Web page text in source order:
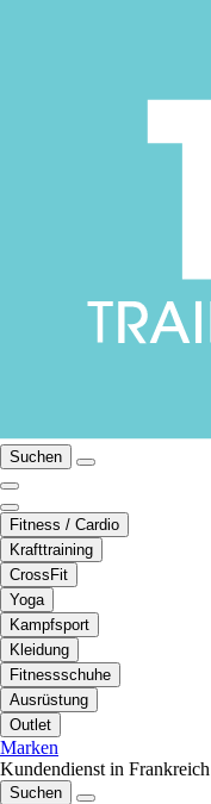
Suchen
Fitness / Cardio
Krafttraining
CrossFit
Yoga
Kampfsport
Kleidung
Fitnessschuhe
Ausrüstung
Outlet
Marken
Kundendienst in Frankreich
Suchen